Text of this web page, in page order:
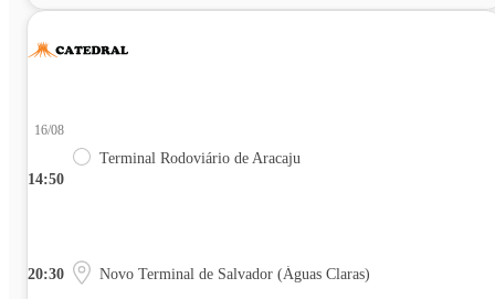
14:50
16/08
Terminal Rodoviário de Aracaju
20:30 Novo Terminal de Salvador (Águas Claras)